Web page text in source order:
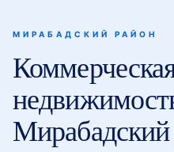
Нукус
МИРАБАДСКИЙ РАЙОН